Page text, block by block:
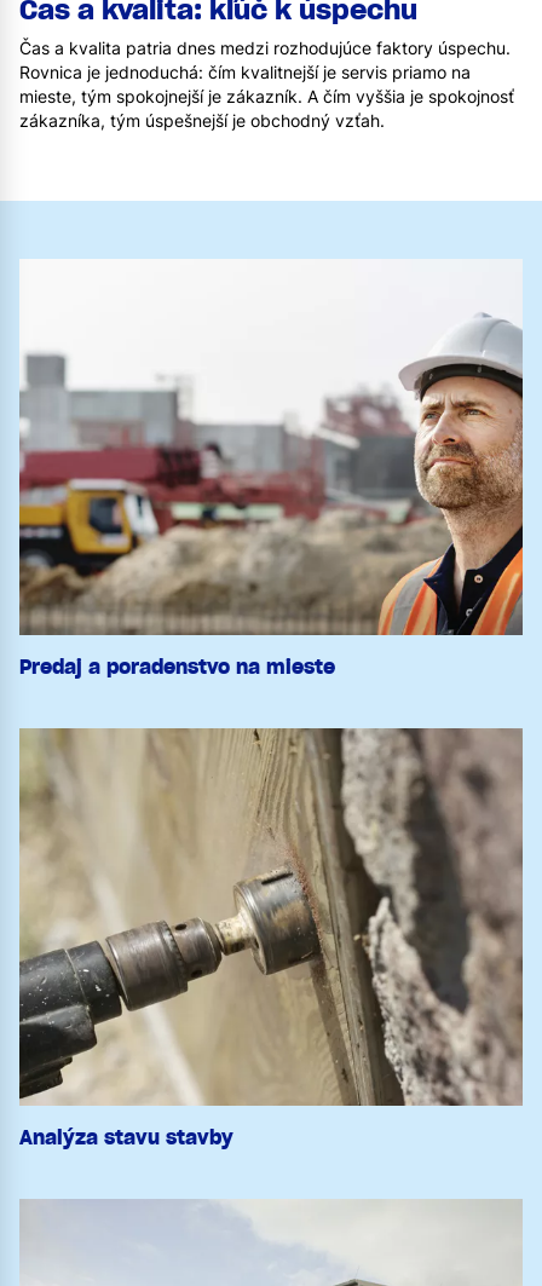
Čas a kvalita: kľúč k úspechu
Čas a kvalita patria dnes medzi rozhodujúce faktory úspechu.
Rovnica je jednoduchá: čím kvalitnejší je servis priamo na
mieste, tým spokojnejší je zákazník. A čím vyššia je spokojnosť
zákazníka, tým úspešnejší je obchodný vzťah.
Predaj a poradenstvo na mieste
Analýza stavu stavby